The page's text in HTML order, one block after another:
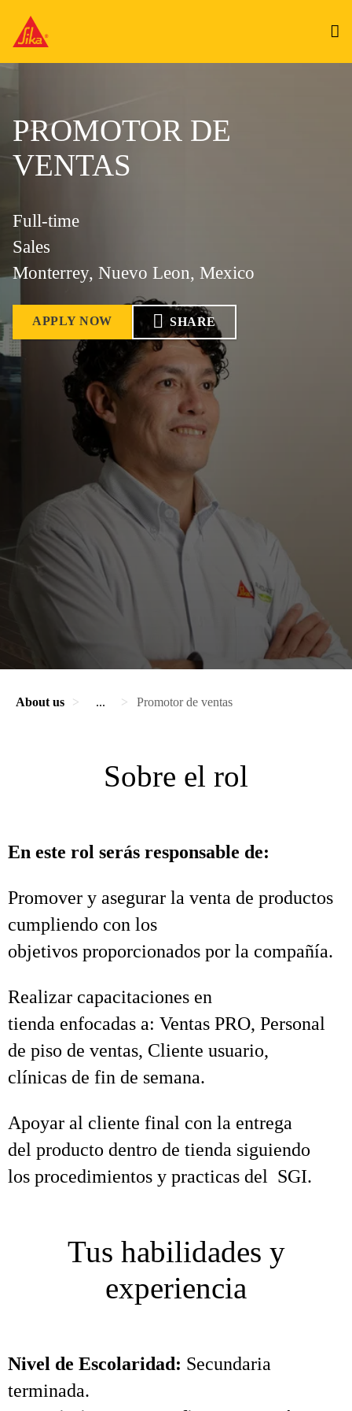
PROMOTOR DE
VENTAS
Full-time
Sales
Monterrey, Nuevo Leon, Mexico
APPLY NOW SHARE
About us ... Promotor de ventas
Sobre el rol
En este rol serás responsable de:
Promover y asegurar la venta de productos
cumpliendo con los
objetivos proporcionados por la compañía.
Realizar capacitaciones en
tienda enfocadas a: Ventas PRO, Personal
de piso de ventas, Cliente usuario,
clínicas de fin de semana.
Apoyar al cliente final con la entrega
del producto dentro de tienda siguiendo
los procedimientos y practicas del SGI.
Tus habilidades y
experiencia
Nivel de Escolaridad: Secundaria
terminada.